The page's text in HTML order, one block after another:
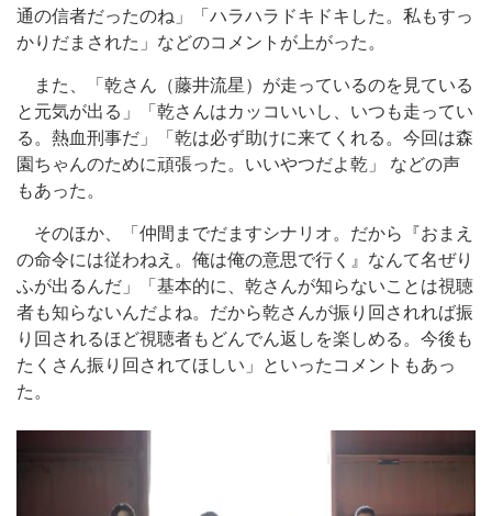
通の信者だったのね」「ハラハラドキドキした。私もすっ
かりだまされた」などのコメントが上がった。
また、「乾さん（藤井流星）が走っているのを見ている
と元気が出る」「乾さんはカッコいいし、いつも走ってい
る。熱血刑事だ」「乾は必ず助けに来てくれる。今回は森
園ちゃんのために頑張った。いいやつだよ乾」 などの声
もあった。
そのほか、「仲間までだますシナリオ。だから『おまえ
の命令には従わねえ。俺は俺の意思で行く』なんて名ぜり
ふが出るんだ」「基本的に、乾さんが知らないことは視聴
者も知らないんだよね。だから乾さんが振り回されれば振
り回されるほど視聴者もどんでん返しを楽しめる。今後も
たくさん振り回されてほしい」といったコメントもあっ
た。